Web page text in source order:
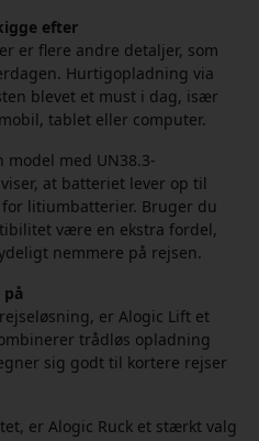
efter
er flere andre detaljer, som
Hurtigopladning via
blevet et must i dag, især
tablet eller computer.
med UN38.3-
at batteriet lever op til
litiumbatterier. Bruger du
være en ekstra fordel,
nemmere på rejsen.
er Alogic Lift et
trådløs opladning
sig godt til kortere rejser
er Alogic Ruck et stærkt valg